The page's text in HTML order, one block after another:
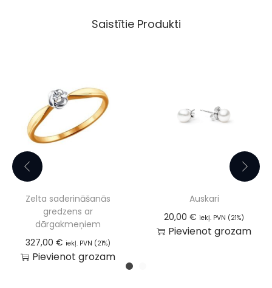
Saistītie Produkti
Zelta saderināšanās
gredzens ar
dārgakmeņiem
327,00 € iekļ. PVN (21%)
Pievienot grozam
Auskari
20,00 € iekļ. PVN (21%)
Pievienot grozam